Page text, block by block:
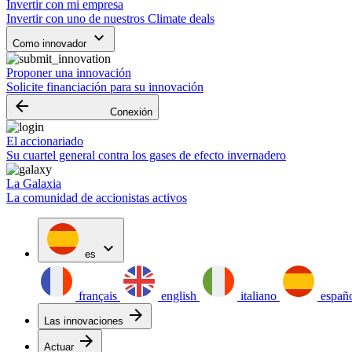
Invertir con mi empresa
Invertir con uno de nuestros Climate deals
Como innovador keyboard_arrow_down
Proponer una innovación
Solicite financiación para su innovación
arrow_backward Conexión
El accionariado
Su cuartel general contra los gases de efecto invernadero
La Galaxia
La comunidad de accionistas activos
es expand_more
français english italiano
Las innovaciones arrow_forward
Actuar arrow_forward